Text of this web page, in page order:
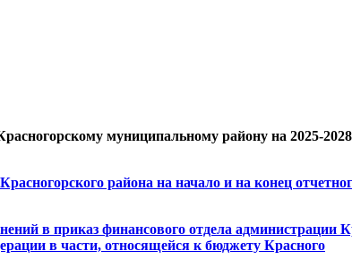
муниципальному району на 2025-
района на начало и на конец
в приказ финансового отдела
в части, относящейся к бюджету Красного